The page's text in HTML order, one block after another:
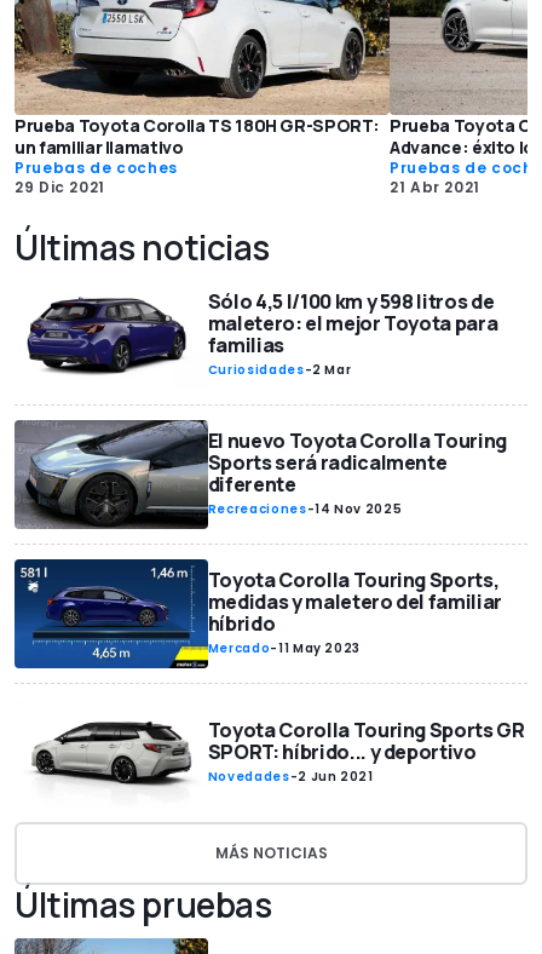
Prueba Toyota Corolla TS 180H GR-SPORT:
un familiar llamativo
Pruebas de coches
29 Dic 2021
Prueba Toyota
Advance: éxito
Pruebas de
21 Abr 2021
Últimas noticias
Sólo 4,5 l/100 km y 598 litros de
maletero: el mejor Toyota para
familias
Curiosidades-2 Mar
El nuevo Toyota Corolla Touring
Sports será radicalmente
diferente
Recreaciones-14 Nov 2025
Toyota Corolla Touring Sports,
medidas y maletero del familiar
híbrido
Mercado-11 May 2023
Toyota Corolla Touring Sports GR
SPORT: híbrido... y deportivo
Novedades-2 Jun 2021
MÁS NOTICIAS
Últimas pruebas